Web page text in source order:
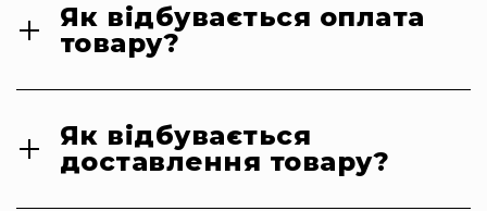
Як відбувається оплата
товару?
Як відбувається
доставлення товару?